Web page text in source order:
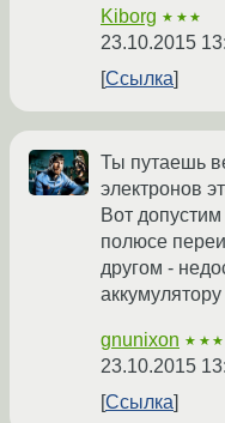
Kiborg ★★★
23.10.2015
Ссылка
Ты путаешь
электронов
Вот
полюсе
другом -
gnunixon ★★★
23.10.2015
Ссылка